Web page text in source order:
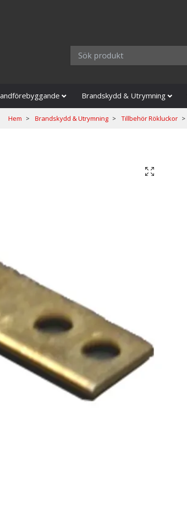
Brandskydd & Utrymning
Hem Brandskydd & Utrymning Tillbehör Rökluckor